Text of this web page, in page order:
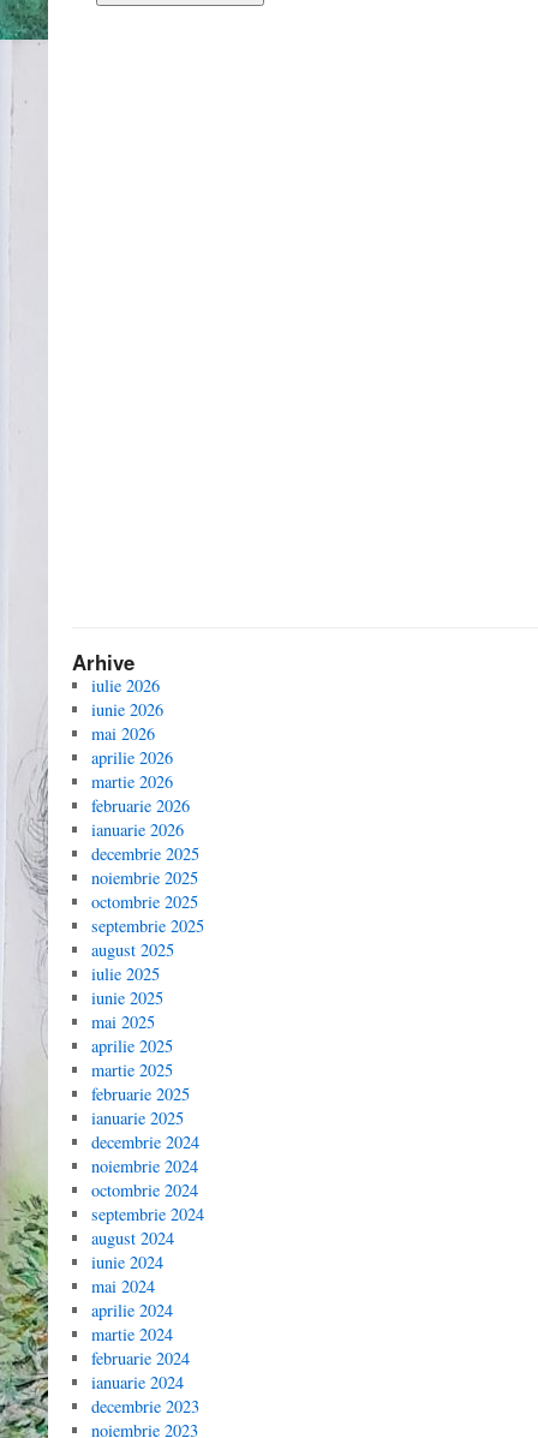
Arhive
iulie 2026
iunie 2026
mai 2026
aprilie 2026
martie 2026
februarie 2026
ianuarie 2026
decembrie 2025
noiembrie 2025
octombrie 2025
septembrie 2025
august 2025
iulie 2025
iunie 2025
mai 2025
aprilie 2025
martie 2025
februarie 2025
ianuarie 2025
decembrie 2024
noiembrie 2024
octombrie 2024
septembrie 2024
august 2024
iunie 2024
mai 2024
aprilie 2024
martie 2024
februarie 2024
ianuarie 2024
decembrie 2023
noiembrie 2023